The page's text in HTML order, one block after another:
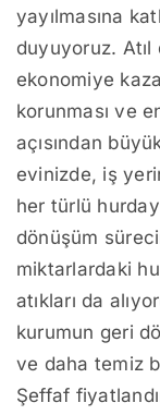
yayılmasına
duyuyoruz.
ekonomiye
korunması ve
açısından
evinizde, iş
her türlü
dönüşüm
miktarlardaki
atıkları da
kurumun geri
ve daha temiz
Şeffaf